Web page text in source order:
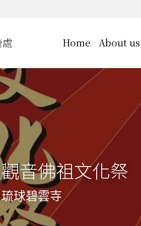
Home About us
觀音佛祖文化祭
琉球碧雲寺